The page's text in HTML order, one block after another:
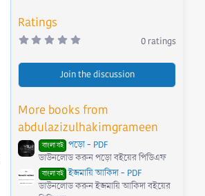
Ratings
0
0
s
(
s
)
0 ratings
Join the discussion
More books from
abdulazizulhakimgrameen
বাংলা বই পড়ো - PDF
ডাউনলোড করুন পড়ো বইয়ের পিডিএফ
বাংলা বই ইজমায়ি আকিদা - PDF
ডাউনলোড করুন ইজমায়ি আকিদা বইয়ের